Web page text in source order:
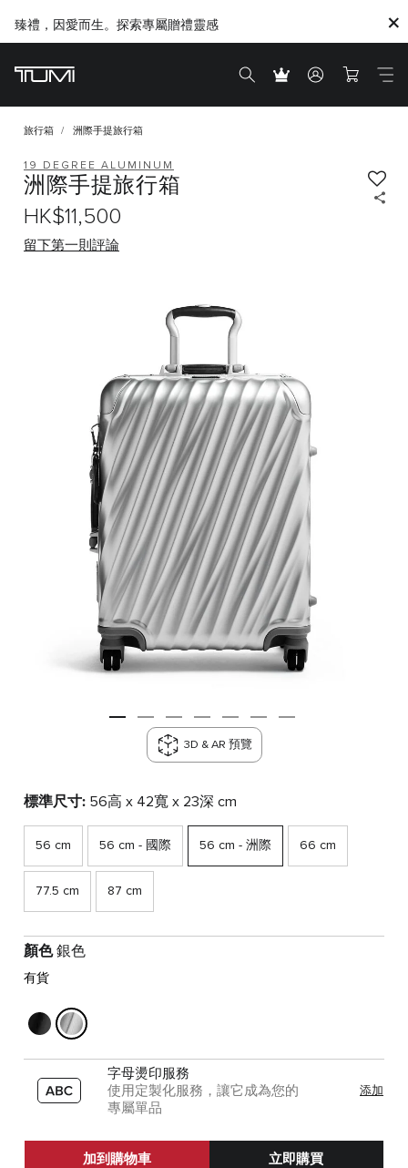
臻禮，因愛而生。探索專屬贈禮靈感
旅行箱 洲際手提旅行箱
3D & AR 預覽
19 DEGREE ALUMINUM
洲際手提旅行箱
HK$11,500
留下第一則評論
標準尺寸: 56高 x 42寬 x 23深 cm
56 cm 56 cm - 國際 56 cm - 洲際 66 cm
77.5 cm 87 cm
顏色 銀色
有貨
字母燙印服務
使用定製化服務，讓它成為您的
專屬單品
添加
加到購物車 立即購買